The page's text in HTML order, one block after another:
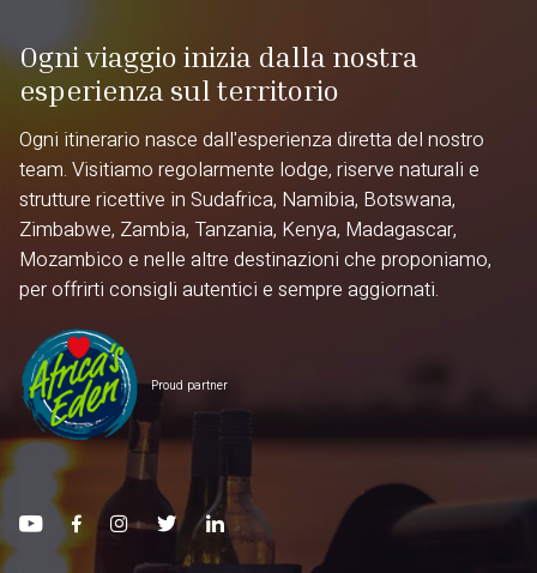
Ogni viaggio inizia dalla nostra
esperienza sul territorio
Ogni itinerario nasce dall'esperienza diretta del nostro
team. Visitiamo regolarmente lodge, riserve naturali e
strutture ricettive in Sudafrica, Namibia, Botswana,
Zimbabwe, Zambia, Tanzania, Kenya, Madagascar,
Mozambico e nelle altre destinazioni che proponiamo,
per offrirti consigli autentici e sempre aggiornati.
Proud partner